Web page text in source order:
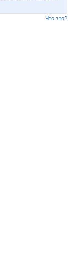
Что это?